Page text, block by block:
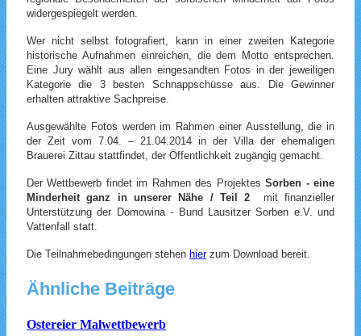
widergespiegelt werden.
Wer nicht selbst fotografiert, kann in einer zweiten Kategorie
historische Aufnahmen einreichen, die dem Motto entsprechen.
Eine Jury wählt aus allen eingesandten Fotos in der jeweiligen
Kategorie die 3 besten Schnappschüsse aus. Die Gewinner
erhalten attraktive Sachpreise.
Ausgewählte Fotos werden im Rahmen einer Ausstellung, die in
der Zeit vom 7.04. – 21.04.2014 in der Villa der ehemaligen
Brauerei Zittau stattfindet, der Öffentlichkeit zugängig gemacht.
Der Wettbewerb findet im Rahmen des ProjektesSorben - eine
Minderheit ganz in unserer Nähe / Teil 2
mit finanzieller
Unterstützung der Domowina - Bund Lausitzer Sorben e.V. und
Vattenfall statt.
Die Teilnahmebedingungen stehen hierzum Download bereit.
Ähnliche Beiträge
Ostereier Malwettbewerb